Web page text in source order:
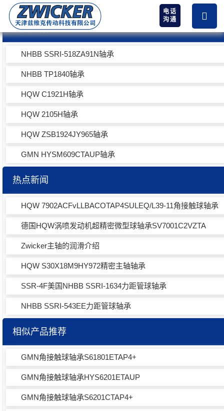
电话
沟通
热卖产品
NHBB SSRI-518ZA91N轴承
NHBB TP1840轴承
HQW C1921H轴承
HQW 2105H轴承
HQW ZSB1924JY965轴承
GMN HYSM609CTAUP轴承
热点新闻
HQW 7902ACFvLLBACOTAP4SULEQ/L39-11角接触球轴承
德国HQW涡喷发动机超精密微型球轴承SV7001C2VZTA
Zwicker主轴的润滑介绍
HQW S30X18M9HY972精密主轴轴承
SSR-4F美国NHBB SSRI-1634力距管球轴承
NHBB SSRI-543EE力距管球轴承
相似产品推荐
GMN角接触球轴承S61801ETAP4+
GMN角接触球轴承HYS6201ETAUP
GMN角接触球轴承S6201CTAP4+